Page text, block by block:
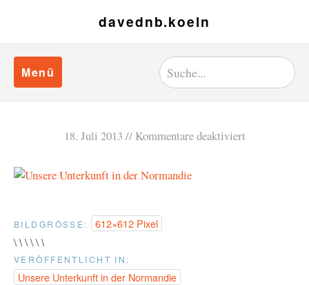
davednb.koeln
Menü
18. Juli 2013 Kommentare deaktiviert
BILDGRÖSSE:
612×612 Pixel
\ \ \ \ \ \
VERÖFFENTLICHT IN:
Unsere Unterkunft in der Normandie